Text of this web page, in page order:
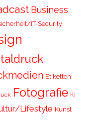
Business
IT-Security
Etiketten
Fotografie KI
Lifestyle Kunst